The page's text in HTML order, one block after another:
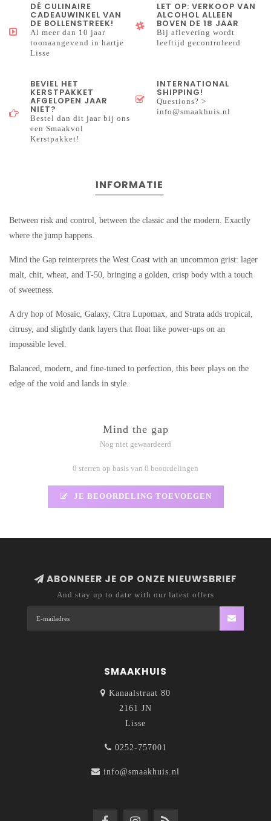
DÉ CULINAIRE
CADEAUWINKEL VAN
DE BOLLENSTREEK!
Al meer dan 10 jaar
toonaangevend in hartje
Lisse
LET OP: VERKOOP VAN
ALCOHOL ALLEEN
BOVEN DE 18 JAAR
Bij aflevering wordt
leeftijd gecontroleerd
BEVIEL HET
KERSTPAKKET
AFGELOPEN JAAR
NIET?
Bestel dan dit jaar bij ons
een Smaakvol
Kerstpakket!
INTERNATIONAL
SHIPPING!
Questions? >
info@smaakhuis.nl
INFORMATIE
Between risk and control, between the classic and the modern. Exactly
where the jump happens.
Mind the Gap reinterprets the West Coast with an uncommon grist: lager
malt, chit, wheat, and T-50, bringing a golden, crisp body with a touch
of sweetness.
A dry hop of Mosaic, Galaxy, Citra Lupomax, and Strata adds tropical,
citrusy, and slightly dank layers that float like power-ups on an
impossible level.
Balanced, modern, and fine-tuned to perfection, this beer plays on the
edge of the void and lands in style.
Mind the gap
Nog niet gewaardeerd
0 sterren op basis van 0 beoordelingen
JE BEOORDELING TOEVOEGEN
ABONNEER JE OP ONZE NIEUWSBRIEF
And stay up to date with our latest offers
SMAAKHUIS
Kanaalstraat 80
2161 JN
Lisse
0252-757001
info@smaakhuis.nl